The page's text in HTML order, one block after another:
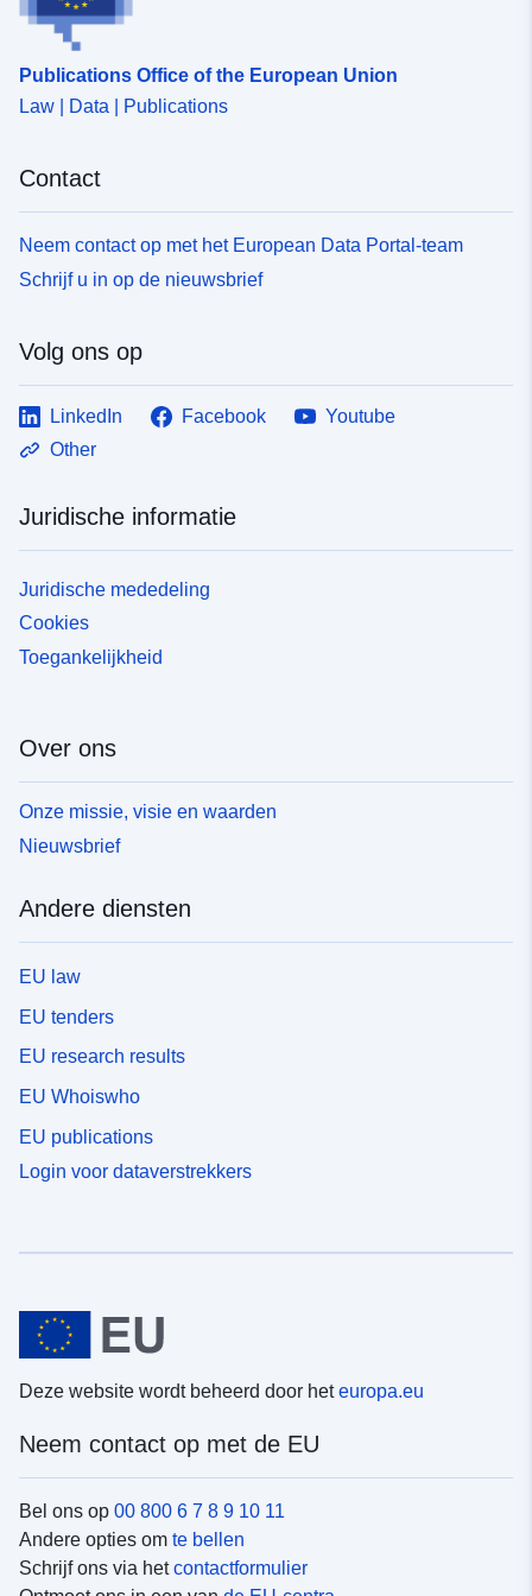
Publications Office of the European Union
Law | Data | Publications
Contact
Neem contact op met het European Data Portal-team
Schrijf u in op de nieuwsbrief
Volg ons op
LinkedIn Facebook
Youtube
Other
Juridische informatie
Juridische mededeling
Cookies
Toegankelijkheid
Over ons
Onze missie, visie en waarden
Nieuwsbrief
Andere diensten
EU law
EU tenders
EU research results
EU Whoiswho
EU publications
Login voor dataverstrekkers
Deze website wordt beheerd door heteuropa.eu
Neem contact op met de EU
Bel ons op 00 800 6 7 8 9 10 11
Andere opties om te bellen
Schrijf ons via hetcontactformulier